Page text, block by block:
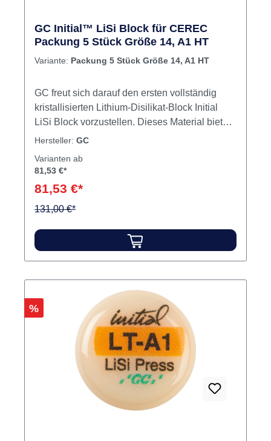
GC Initial™ LiSi Block für CEREC
Packung 5 Stück Größe 14, A1 HT
Variante: Packung 5 Stück Größe 14, A1 HT
GC freut sich darauf den ersten vollständig
kristallisierten Lithium-Disilikat-Block Initial
LiSi Block vorzustellen. Dieses Material bietet
optimale physikalische Eigenschaften und das
verfügt über die patentrechtlich geschützte
Micronisation) für die CAD/CAM-Zahnmedizin,
die ein einfaches Fräsen, glatte Ränder, hohe
Ergebnis ermöglicht. Dies macht den Initial
LiSi Block zu einer idealen, zeitsparenden
einzigen Termin. Inhalt 5 Blöcke
Produktvideos:
Hersteller: GC
Varianten ab
81,53 €*
81,53 €*
131,00 €*
Rabatt
%